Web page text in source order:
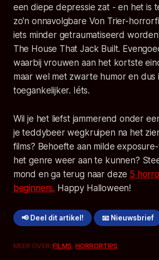
een diepe depressie zat - en het is
zo'n onnavolgbare Von Trier-
iets minder getraumatiseerd
The House That Jack Built.
waarbij vrouwen aan het kortste
maar wel met zwarte humor en dus
toegankelijker. Iéts.
Wil je het liefst jammerend onder
je teddybeer wegkruipen na het
films? Behoefte aan milde
het genre weer aan te kunnen?
mond en ga terug naar deze 5
beginners. Happy Halloween!
📢 Deel dit artikel! 📧 Nieuwsbrief
MEER OVER:FILMS,HORRORTIPS